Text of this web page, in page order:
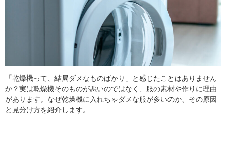
「乾燥機って、結局ダメなものばかり」と感じたことはありません
か？実は乾燥機そのものが悪いのではなく、服の素材や作りに理由
があります。なぜ乾燥機に入れちゃダメな服が多いのか、その原因
と見分け方を紹介します。